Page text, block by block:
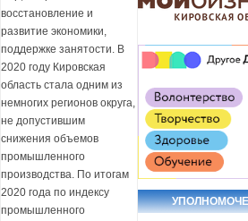
восстановление и
развитие экономики,
поддержке занятости. В
2020 году Кировская
область стала одним из
немногих регионов округа,
не допустившим
снижения объемов
промышленного
производства. По итогам
2020 года по индексу
промышленного